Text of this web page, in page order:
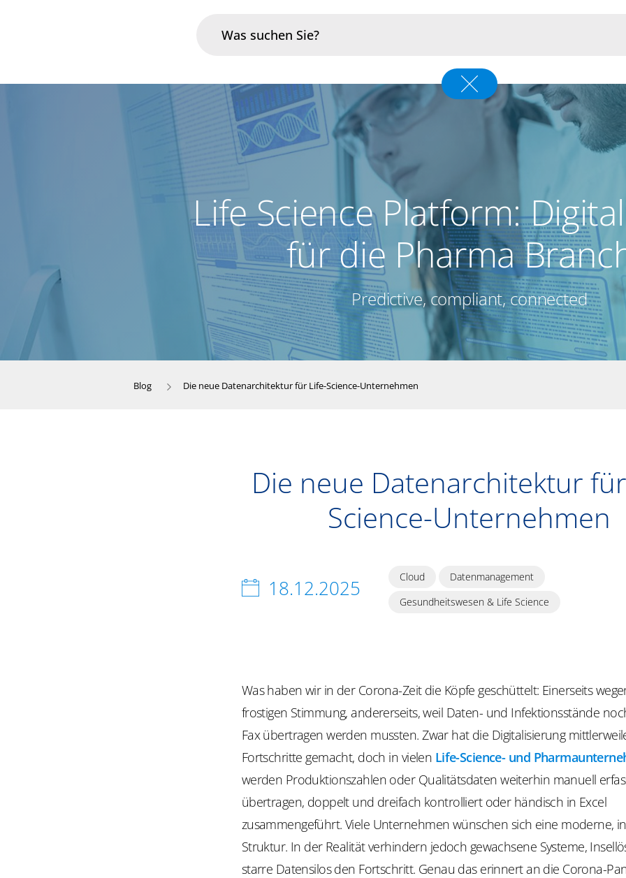
Karriere
Life Science Platform:
für die Pharma
Predictive, compliant, connected
Blog Die neue Datenarchitektur für Life-Science-Unternehmen
Die neue Datenarchitektur
Science-Unternehmen
18.12.2025 Cloud
Datenmanagement
Gesundheitswesen & Life Science
Was haben wir in der Corona-Zeit die Köpfe geschüttelt: Einerseits
frostigen Stimmung, andererseits, weil Daten- und Infektionsstände
Fax übertragen werden mussten. Zwar hat die Digitalisierung
Fortschritte gemacht, doch in vielen Life-Science- und
werden Produktionszahlen oder Qualitätsdaten weiterhin manuell
übertragen, doppelt und dreifach kontrolliert oder händisch in Excel
zusammengeführt. Viele Unternehmen wünschen sich eine moderne,
Struktur. In der Realität verhindern jedoch gewachsene Systeme,
starre Datensilos den Fortschritt. Genau das erinnert an die Corona-